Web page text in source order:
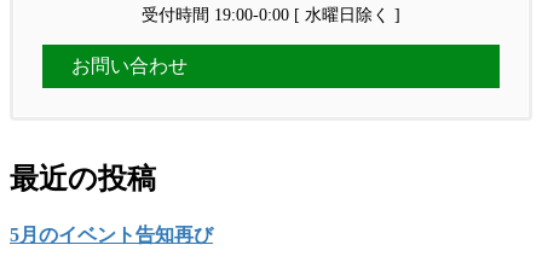
受付時間 19:00-0:00 [ 水曜日除く ]
お問い合わせ
最近の投稿
5月のイベント告知再び